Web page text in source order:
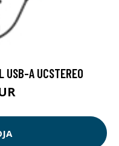
A UCSTEREO